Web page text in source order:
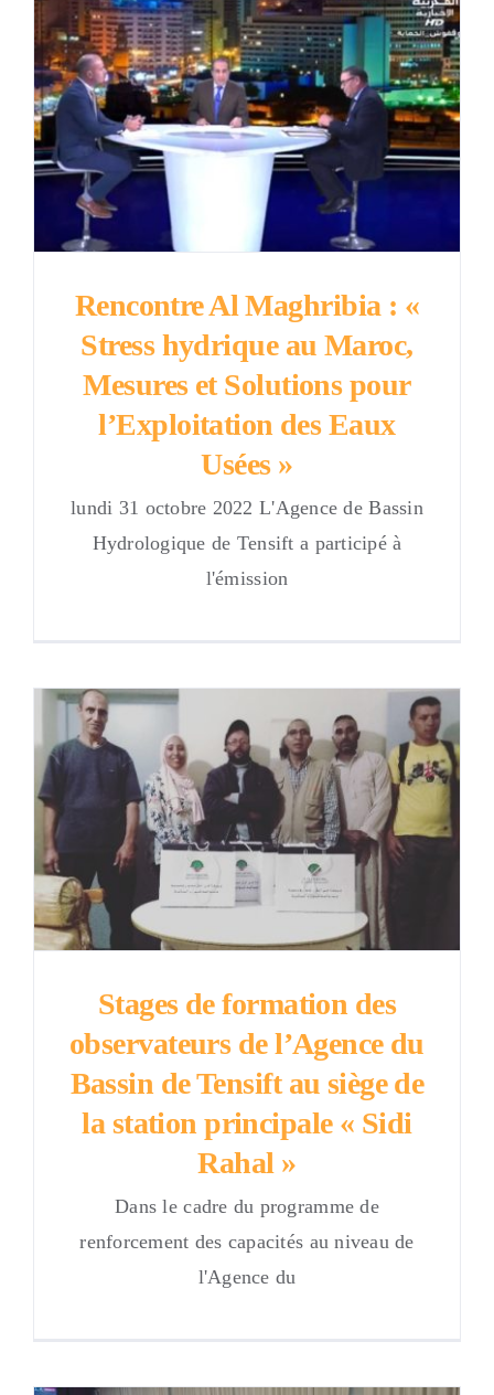
Rencontre Al Maghribia : «
Stress hydrique au Maroc,
Mesures et Solutions pour
l’Exploitation des Eaux
Usées »
lundi 31 octobre 2022 L'Agence de Bassin
Hydrologique de Tensift a participé à
l'émission
Stages de formation des
observateurs de l’Agence du
Bassin de Tensift au siège de
la station principale « Sidi
Rahal »
Dans le cadre du programme de
renforcement des capacités au niveau de
l'Agence du